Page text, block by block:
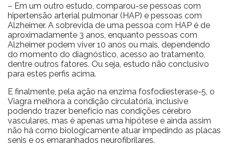
– Em um outro estudo, comparou-se pessoas com
hipertensão arterial pulmonar (HAP) e pessoas com
Alzheimer. A sobrevida de uma pessoa com HAP é de
aproximadamente 3 anos, enquanto pessoas com
Alzheimer podem viver 10 anos ou mais, dependendo
do momento do diagnóstico, acesso ao tratamento,
dentre outros fatores. Ou seja, estudo não conclusivo
para estes perfis acima.
E finalmente, pela ação na enzima fosfodiesterase-5, o
Viagra melhora a condição circulatória, inclusive
podendo trazer benefício nas condições cérebro
vasculares, mas é apenas uma hipótese e ainda assim
não há como biologicamente atuar impedindo as placas
senis e os emaranhados neurofibrilares.